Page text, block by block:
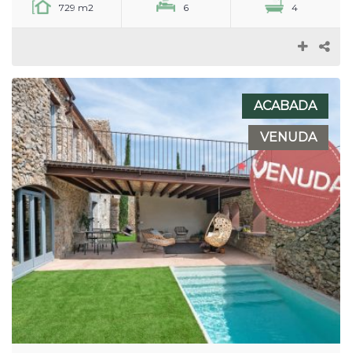
729 m2 6 4
ACABADA
VENUDA